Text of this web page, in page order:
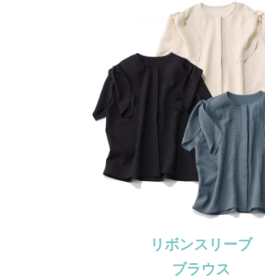
リボンスリーブ
ブラウス